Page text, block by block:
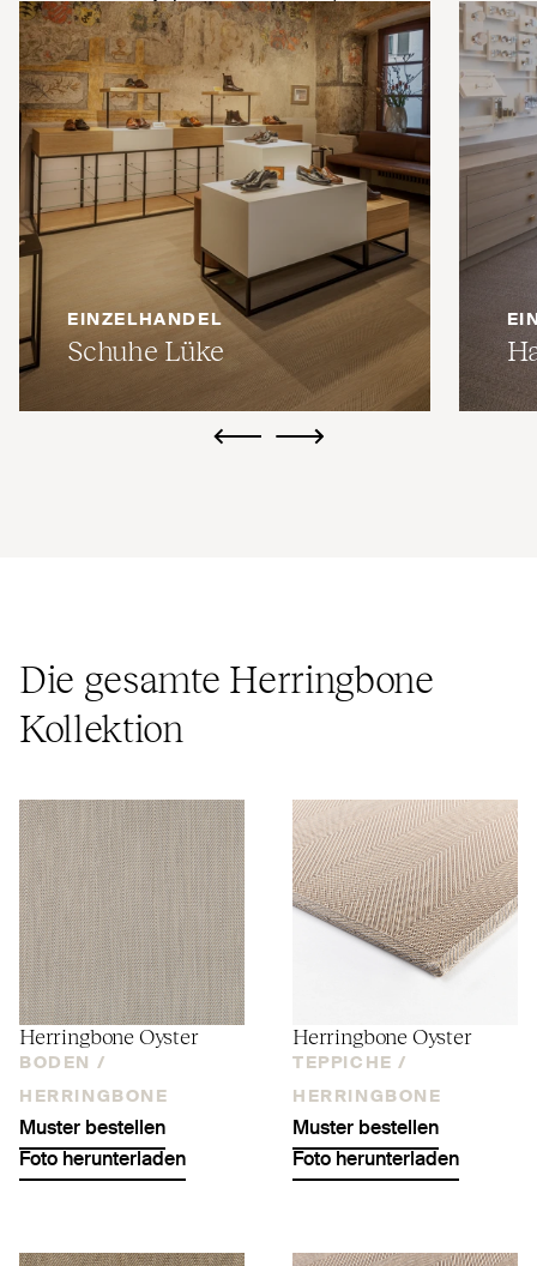
EINZELHANDEL
Schuhe Lüke
ui.previousui.next
Die gesamte Herringbone
Kollektion
Herringbone Oyster
BODEN /
HERRINGBONE
Muster bestellen
Foto herunterladen
Herringbone Oyster
TEPPICHE /
HERRINGBONE
Muster bestellen
Foto herunterladen